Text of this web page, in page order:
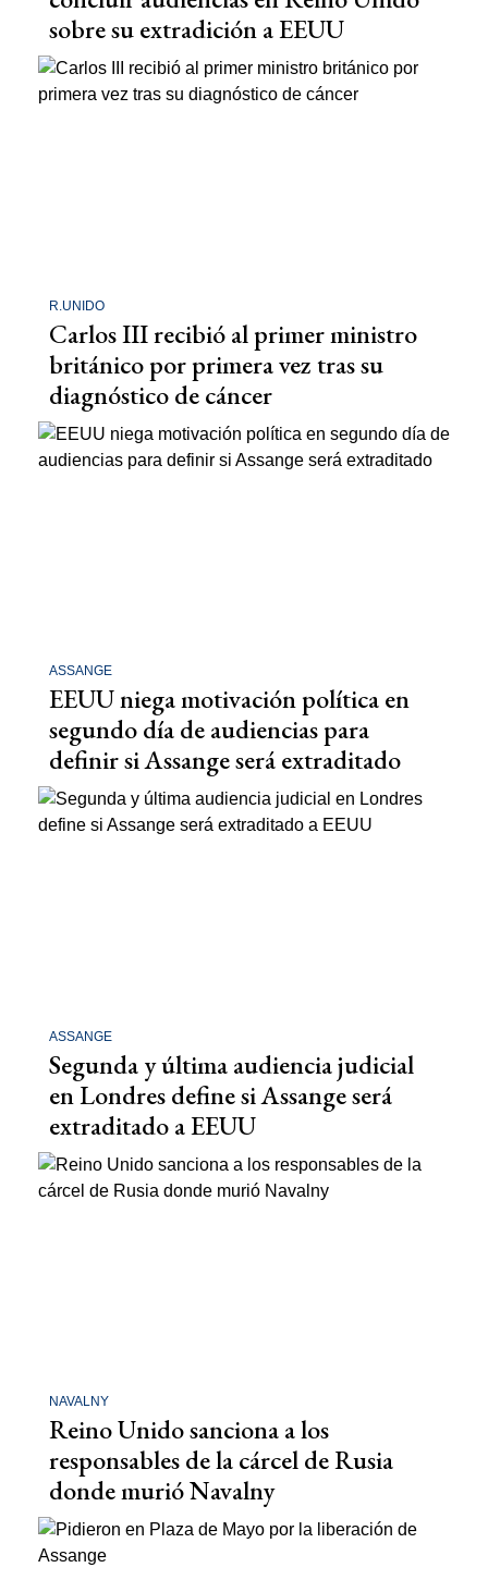
sobre su extradición a EEUU
R.UNIDO
Carlos III recibió al primer ministro
británico por primera vez tras su
diagnóstico de cáncer
ASSANGE
EEUU niega motivación política en
segundo día de audiencias para
definir si Assange será extraditado
ASSANGE
Segunda y última audiencia judicial
en Londres define si Assange será
extraditado a EEUU
NAVALNY
Reino Unido sanciona a los
responsables de la cárcel de Rusia
donde murió Navalny